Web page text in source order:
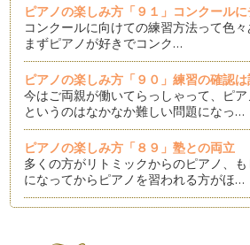
ピアノの楽しみ方「９１」コンクール
コンクールに向けての練習方法って色々
まずピアノが好きでコンク…
ピアノの楽しみ方「９０」練習の確認は
今はご両親が働いてらっしゃって、ピ
というのはなかなか難しい問題になっ…
ピアノの楽しみ方「８９」塾との両立
多くの方がリトミックからのピアノ、
になってからピアノを習われる方がほ…